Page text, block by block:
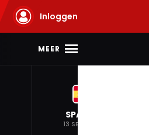
Inloggen
MEER
SPANJE
13 SEP. 2026